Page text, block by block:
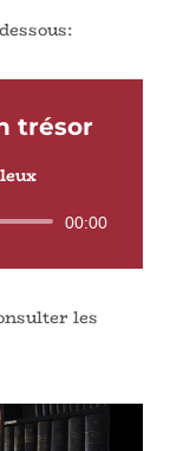
trésor
00:00
les